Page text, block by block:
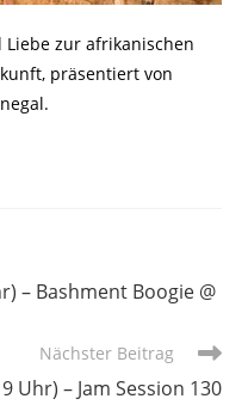
zur afrikanischen
präsentiert von
– Bashment Boogie @
Nächster Beitrag
Uhr) – Jam Session 130